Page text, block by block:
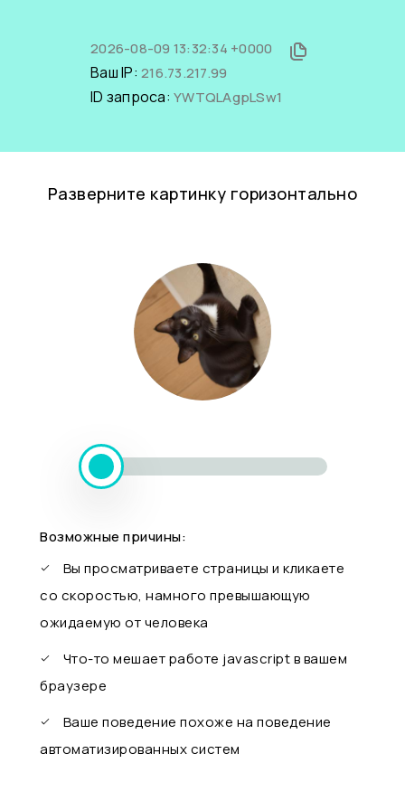
2026-08-09 13:32:34 +0000
Ваш IP: 216.73.217.99
ID запроса: YWTQLAgpLSw1
Разверните картинку горизонтально
Возможные причины:
Вы просматриваете страницы и кликаете
со скоростью, намного превышающую
ожидаемую от человека
Что-то мешает работе javascript в вашем
браузере
Ваше поведение похоже на поведение
автоматизированных систем